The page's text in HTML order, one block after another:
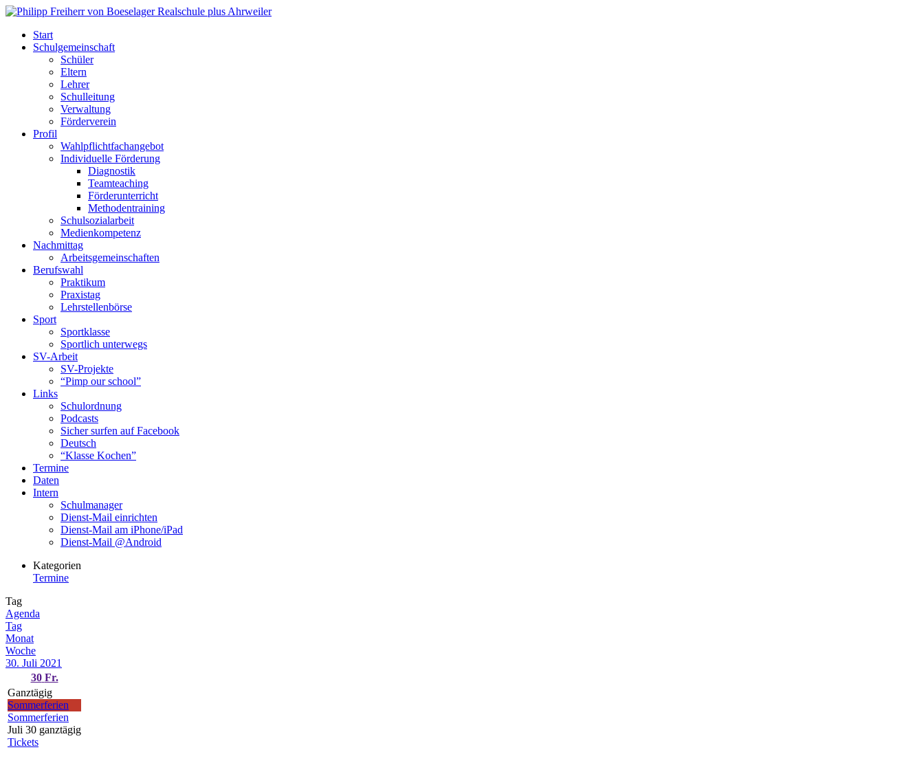
Start
Schulgemeinschaft
Schüler
Eltern
Lehrer
Schulleitung
Verwaltung
Förderverein
Profil
Wahlpflichtfachangebot
Individuelle Förderung
Diagnostik
Teamteaching
Förderunterricht
Methodentraining
Schulsozialarbeit
Medienkompetenz
Nachmittag
Arbeitsgemeinschaften
Berufswahl
Praktikum
Praxistag
Lehrstellenbörse
Sport
Sportklasse
Sportlich unterwegs
SV-Arbeit
SV-Projekte
“Pimp our school”
Links
Schulordnung
Podcasts
Sicher surfen auf Facebook
Deutsch
“Klasse Kochen”
Termine
Daten
Intern
Schulmanager
Dienst-Mail einrichten
Dienst-Mail am iPhone/iPad
Dienst-Mail @Android
Kategorien
Termine
Tag
Agenda
Tag
Monat
Woche
30. Juli 2021
30 Fr.
Ganztägig
Sommerferien
Sommerferien
Juli 30 ganztägig
Tickets